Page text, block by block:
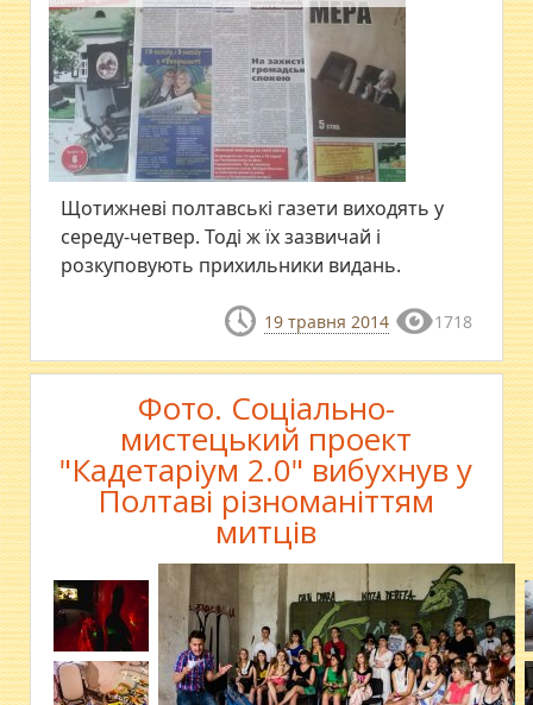
Щотижневі полтавські газети виходять у
середу-четвер. Тоді ж їх зазвичай і
розкуповують прихильники видань.
19 травня 2014 1718
Фото. Соціально-
мистецький проект
"Кадетаріум 2.0" вибухнув у
Полтаві різноманіттям
митців